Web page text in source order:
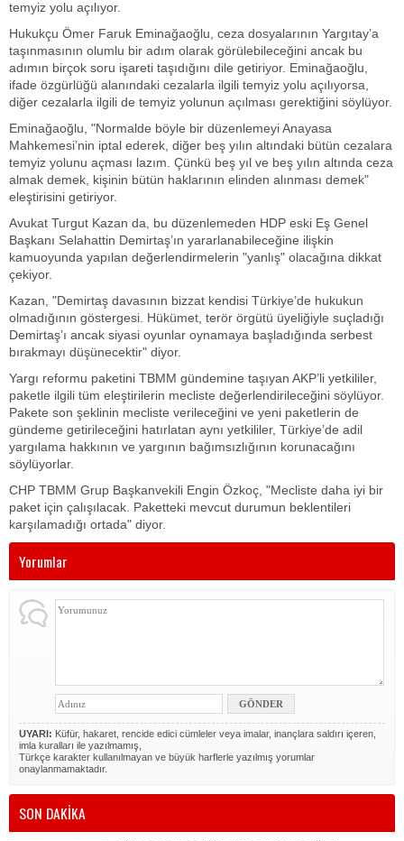
temyiz yolu açılıyor.
Hukukçu Ömer Faruk Eminağaoğlu, ceza dosyalarının Yargıtay’a
taşınmasının olumlu bir adım olarak görülebileceğini ancak bu
adımın birçok soru işareti taşıdığını dile getiriyor. Eminağaoğlu,
ifade özgürlüğü alanındaki cezalarla ilgili temyiz yolu açılıyorsa,
diğer cezalarla ilgili de temyiz yolunun açılması gerektiğini söylüyor.
Eminağaoğlu, "Normalde böyle bir düzenlemeyi Anayasa
Mahkemesi’nin iptal ederek, diğer beş yılın altındaki bütün cezalara
temyiz yolunu açması lazım. Çünkü beş yıl ve beş yılın altında ceza
almak demek, kişinin bütün haklarının elinden alınması demek"
eleştirisini getiriyor.
Avukat Turgut Kazan da, bu düzenlemeden HDP eski Eş Genel
Başkanı Selahattin Demirtaş’ın yararlanabileceğine ilişkin
kamuoyunda yapılan değerlendirmelerin "yanlış" olacağına dikkat
çekiyor.
Kazan, "Demirtaş davasının bizzat kendisi Türkiye’de hukukun
olmadığının göstergesi. Hükümet, terör örgütü üyeliğiyle suçladığı
Demirtaş’ı ancak siyasi oyunlar oynamaya başladığında serbest
bırakmayı düşünecektir" diyor.
Yargı reformu paketini TBMM gündemine taşıyan AKP’li yetkililer,
paketle ilgili tüm eleştirilerin mecliste değerlendirileceğini söylüyor.
Pakete son şeklinin mecliste verileceğini ve yeni paketlerin de
gündeme getirileceğini hatırlatan aynı yetkililer, Türkiye’de adil
yargılama hakkının ve yargının bağımsızlığının korunacağını
söylüyorlar.
CHP TBMM Grup Başkanvekili Engin Özkoç, "Mecliste daha iyi bir
paket için çalışılacak. Paketteki mevcut durumun beklentileri
karşılamadığı ortada" diyor.
Yorumlar
UYARI: Küfür, hakaret, rencide edici cümleler veya imalar, inançlara saldırı içeren,
imla kuralları ile yazılmamış,
Türkçe karakter kullanılmayan ve büyük harflerle yazılmış yorumlar
onaylanmamaktadır.
SON DAKİKA